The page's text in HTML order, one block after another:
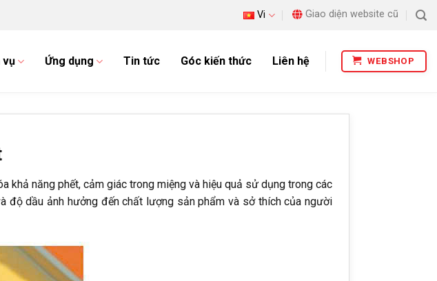
Vi Giao diện website cũ
vụ Ứng dụng Tin tức Góc kiến thức Liên hệ WEBSHOP
khả năng phết, cảm giác trong miệng và hiệu quả sử dụng trong các
độ dầu ảnh hưởng đến chất lượng sản phẩm và sở thích của người